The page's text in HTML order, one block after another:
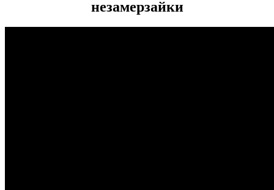
незамерзайки